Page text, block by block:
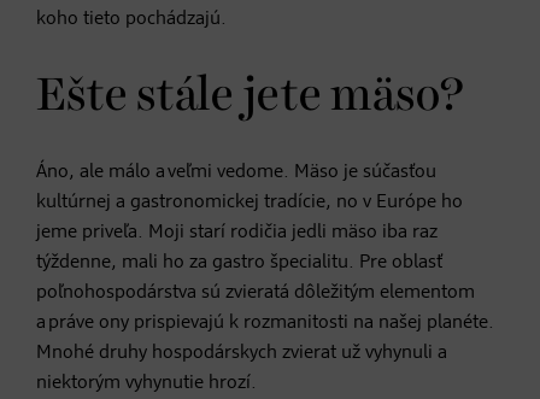
koho tieto pochádzajú.
Ešte stále jete mäso?
Áno, ale málo a veľmi vedome. Mäso je súčasťou
kultúrnej a gastronomickej tradície, no v Európe ho
jeme priveľa. Moji starí rodičia jedli mäso iba raz
týždenne, mali ho za gastro špecialitu. Pre oblasť
poľnohospodárstva sú zvieratá dôležitým elementom
a práve ony prispievajú k rozmanitosti na našej planéte.
Mnohé druhy hospodárskych zvierat už vyhynuli a
niektorým vyhynutie hrozí.